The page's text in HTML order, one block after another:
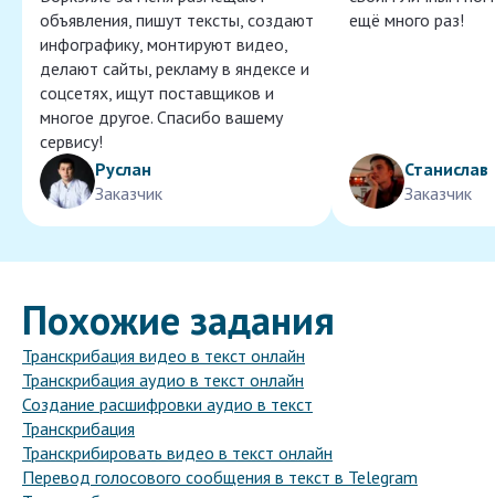
объявления, пишут тексты, создают
инфографику, монтируют видео,
делают сайты, рекламу в яндексе и
соцсетях, ищут поставщиков и
многое другое. Спасибо вашему
сервису!
Руслан
Заказчик
ещё много раз!
Станислав
Заказчик
Похожие задания
Транскрибация видео в текст онлайн
Транскрибация аудио в текст онлайн
Создание расшифровки аудио в текст
Транскрибация
Транскрибировать видео в текст онлайн
Перевод голосового сообщения в текст в Telegram